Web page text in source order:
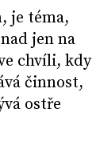
je téma,
jen na
chvíli, kdy
činnost,
ostře